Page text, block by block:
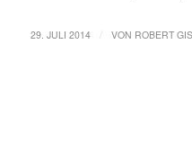
29. JULI 2014 VON ROBERT